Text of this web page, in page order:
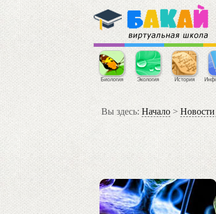
Биология Экология История
Вы здесь: Начало>Новости